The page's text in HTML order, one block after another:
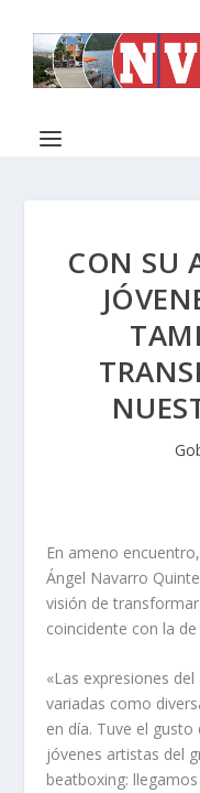
CON SU
En ameno
Ángel Navarro
visión de
coincidente con la
«Las expresiones
variadas como
en día. Tuve el gusto
jóvenes artistas del
beatboxing: